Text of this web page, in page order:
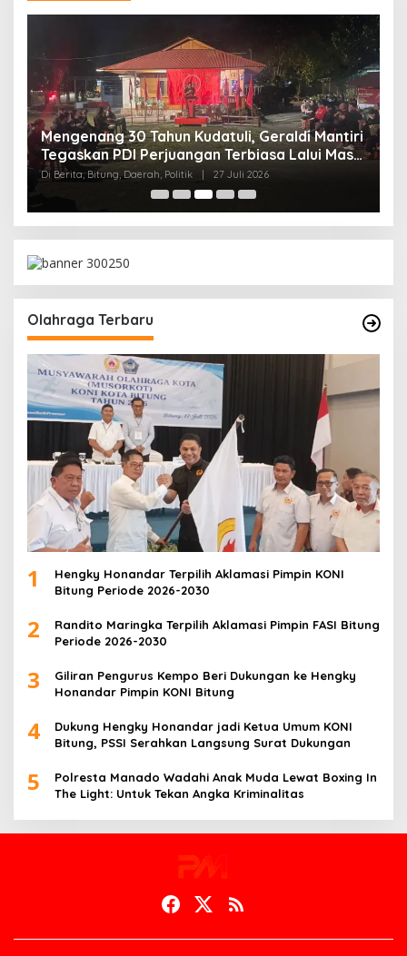
Mengenang 30 Tahun Kudatuli, Geraldi Mantiri
Tegaskan PDI Perjuangan Terbiasa Lalui Masa
Sulit
Di Berita, Bitung, Daerah, Politik 27 Juli 2026
Olahraga Terbaru
1
Hengky Honandar Terpilih Aklamasi Pimpin KONI
Bitung Periode 2026-2030
2
Randito Maringka Terpilih Aklamasi Pimpin FASI Bitung
Periode 2026-2030
3
Giliran Pengurus Kempo Beri Dukungan ke Hengky
Honandar Pimpin KONI Bitung
4
Dukung Hengky Honandar jadi Ketua Umum KONI
Bitung, PSSI Serahkan Langsung Surat Dukungan
5
Polresta Manado Wadahi Anak Muda Lewat Boxing In
The Light: Untuk Tekan Angka Kriminalitas